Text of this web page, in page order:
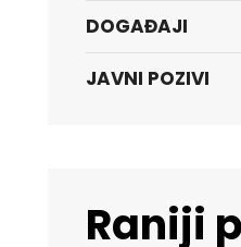
DOGAĐAJI
JAVNI POZIVI
Raniji